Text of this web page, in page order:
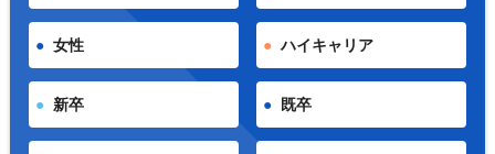
女性 ハイキャリア
新卒 既卒